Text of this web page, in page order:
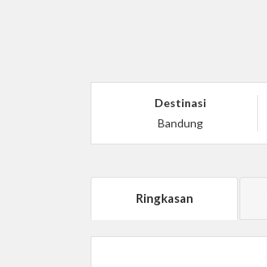
Destinasi
Bandung
Ringkasan